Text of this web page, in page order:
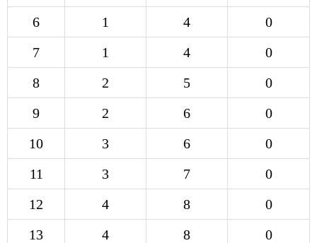
6
1 4
0
7
1 4
0
8
2 5
0
9
2 6
0
10
3 6
0
11
3 7
0
12
4 8
0
13
4 8
0